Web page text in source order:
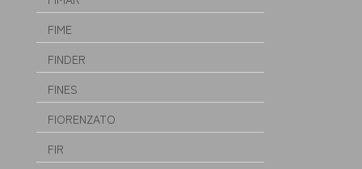
FIME
FINDER
FINES
FIORENZATO
FIR